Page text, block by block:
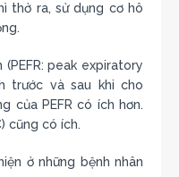
thở ra, sử dụng cơ hô
peak expiratory
trước và sau khi cho
của PEFR có ích hơn.
cũng có ích.
ở những bệnh nhân